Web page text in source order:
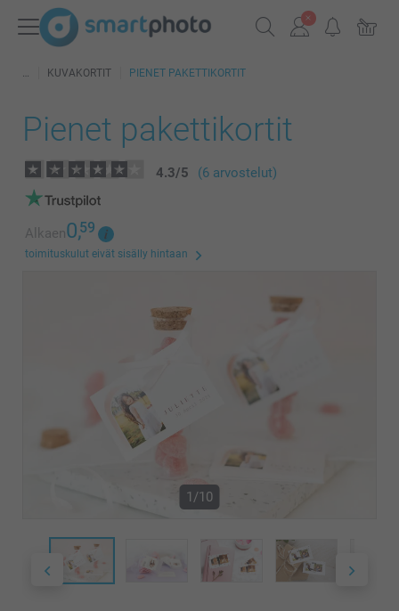
KUVAKORTIT PIENET PAKETTIKORTIT
Pienet pakettikortit
4.3/5 (6 arvostelut)
Alkaen0,59
toimituskulut eivät sisälly hintaan
1/10